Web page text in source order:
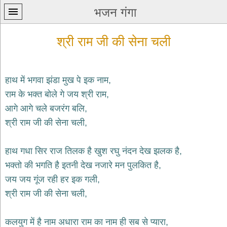
भजन गंगा
प्रथम
पन्ना
home
भजन
krishna
bhajans
शिव
भजन
हनुमान
श्री राम जी की सेना चली
हाथ में भगवा झंडा मुख पे इक नाम,
राम के भक्त बोले गे जय श्री राम,
आगे आगे चले बजरंग बलि,
श्री राम जी की सेना चली,
हाथ गधा सिर राज तिलक है खुश रघु नंदन देख झलक है,
भक्तो की भगति है इतनी देख नजारे मन पुलकित है,
जय जय गूंज रही हर इक गली,
श्री राम जी की सेना चली,
कलयुग में है नाम अधारा राम का नाम ही सब से प्यारा,